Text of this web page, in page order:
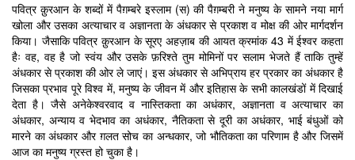
पवित्र क़ुरआन के शब्दों में पैग़म्बरे इस्लाम (स) की पैग़म्बरी ने मनुष्य के सामने नया मार्ग
खोला और उसका अत्याचार व अज्ञानता के अंधकार से प्रकाश व मोक्ष की ओर मार्गदर्शन
किया। जैसाकि पवित्र क़ुरआन के सूरए अहज़ाब की आयत क्रमांक 43 में ईश्वर कहता
हैः वह, वह है जो स्वंय और उसके फ़रिश्ते तुम मोमिनों पर सलाम भेजते हैं ताकि तुम्हें
अंधकार से प्रकाश की ओर ले जाएं। इस अंधकार से अभिप्राय हर प्रकार का अंधकार है
जिसका प्रभाव पूरे विश्व में, मनुष्य के जीवन में और इतिहास के सभी कालखंडों में दिखाई
देता है। जैसे अनेकेश्वरवाद व नास्तिकता का अधंकार, अज्ञानता व अत्याचार का
अंधकार, अन्याय व भेदभाव का अधंकार, नैतिकता से दूरी का अधंकार, भाई बंधुओं को
मारने का अंधकार और ग़लत सोच का अन्धकार, जो भौतिकता का परिणाम है और जिसमें
आज का मनुष्य ग्रस्त हो चुका है।